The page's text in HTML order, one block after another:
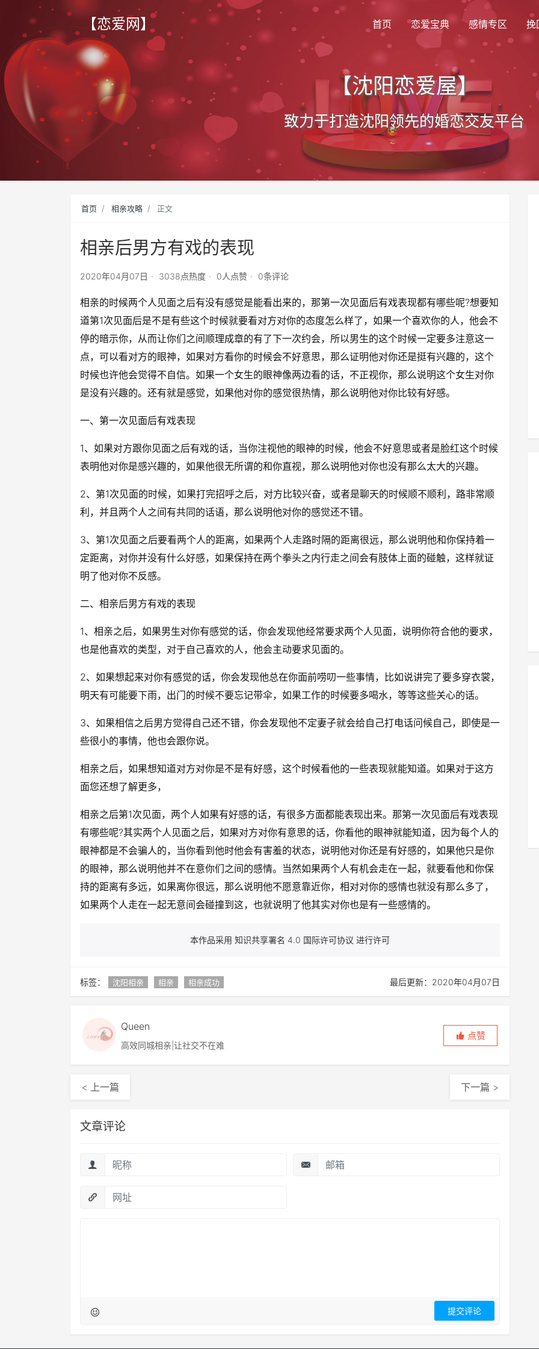
【恋爱网】 首页 恋爱宝典 感情专区 挽
【沈阳恋爱屋】
致力于打造沈阳领先的婚恋交友平台
首页 相亲攻略 正文
相亲后男方有戏的表现
2020年04月07日 3038点热度 0人点赞 0条评论
相亲的时候两个人见面之后有没有感觉是能看出来的，那第一次见面后有戏表现都有哪些呢?想要知
道第1次见面后是不是有些这个时候就要看对方对你的态度怎么样了，如果一个喜欢你的人，他会不
停的暗示你，从而让你们之间顺理成章的有了下一次约会，所以男生的这个时候一定要多注意这一
点，可以看对方的眼神，如果对方看你的时候会不好意思，那么证明他对你还是挺有兴趣的，这个
时候也许他会觉得不自信。如果一个女生的眼神像两边看的话，不正视你，那么说明这个女生对你
是没有兴趣的。还有就是感觉，如果他对你的感觉很热情，那么说明他对你比较有好感。
一、第一次见面后有戏表现
1、如果对方跟你见面之后有戏的话，当你注视他的眼神的时候，他会不好意思或者是脸红这个时候
表明他对你是感兴趣的，如果他很无所谓的和你直视，那么说明他对你也没有那么太大的兴趣。
2、第1次见面的时候，如果打完招呼之后，对方比较兴奋，或者是聊天的时候顺不顺利，路非常顺
利，并且两个人之间有共同的话语，那么说明他对你的感觉还不错。
3、第1次见面之后要看两个人的距离，如果两个人走路时隔的距离很远，那么说明他和你保持着一
定距离，对你并没有什么好感，如果保持在两个拳头之内行走之间会有肢体上面的碰触，这样就证
明了他对你不反感。
二、相亲后男方有戏的表现
1、相亲之后，如果男生对你有感觉的话，你会发现他经常要求两个人见面，说明你符合他的要求，
也是他喜欢的类型，对于自己喜欢的人，他会主动要求见面的。
2、如果想起来对你有感觉的话，你会发现他总在你面前唠叨一些事情，比如说讲完了要多穿衣裳，
明天有可能要下雨，出门的时候不要忘记带伞，如果工作的时候要多喝水，等等这些关心的话。
3、如果相信之后男方觉得自己还不错，你会发现他不定妻子就会给自己打电话问候自己，即使是一
些很小的事情，他也会跟你说。
相亲之后，如果想知道对方对你是不是有好感，这个时候看他的一些表现就能知道。如果对于这方
面您还想了解更多，
相亲之后第1次见面，两个人如果有好感的话，有很多方面都能表现出来。那第一次见面后有戏表现
有哪些呢?其实两个人见面之后，如果对方对你有意思的话，你看他的眼神就能知道，因为每个人的
眼神都是不会骗人的，当你看到他时他会有害羞的状态，说明他对你还是有好感的，如果他只是你
的眼神，那么说明他并不在意你们之间的感情。当然如果两个人有机会走在一起，就要看他和你保
持的距离有多远，如果离你很远，那么说明他不愿意靠近你，相对对你的感情也就没有那么多了，
如果两个人走在一起无意间会碰撞到这，也就说明了他其实对你也是有一些感情的。
本作品采用 知识共享署名 4.0 国际许可协议 进行许可
标签： 沈阳相亲 相亲 相亲成功 最后更新：2020年04月07日
Queen
高效同城相亲|让社交不在难
点赞
< 上一篇 下一篇 >
文章评论